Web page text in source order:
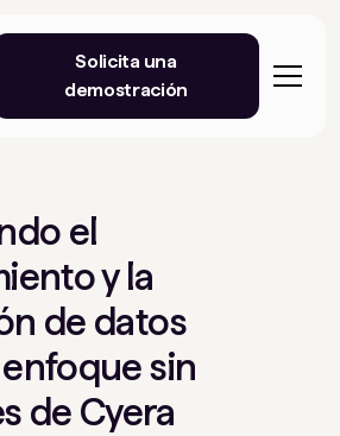
Solicita una
demostración
el
y la
de datos
sin
de Cyera